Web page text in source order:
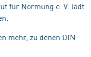
für Normung e. V. lädt
mehr, zu denen DIN